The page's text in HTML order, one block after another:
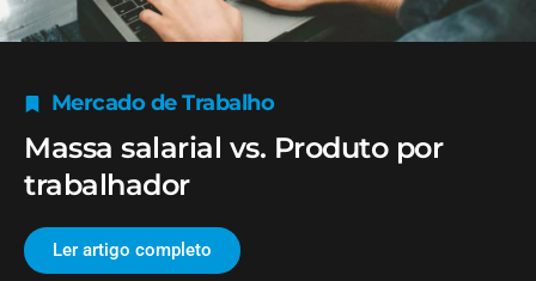
Mercado de Trabalho
Massa salarial vs. Produto por
trabalhador
Ler artigo completo